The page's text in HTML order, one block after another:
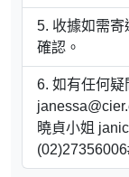
收據如需
確認。
如有任何疑
曉貞小姐